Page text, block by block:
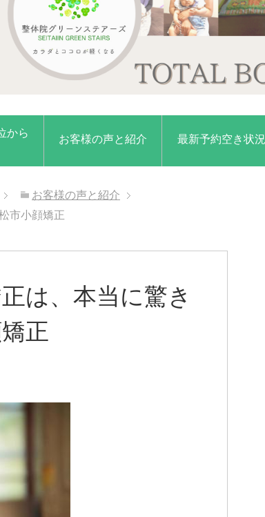
から
お客様の声と紹介 最新予約空き状況
お客様の声と紹介
市小顔矯正
は、本当に驚き
正